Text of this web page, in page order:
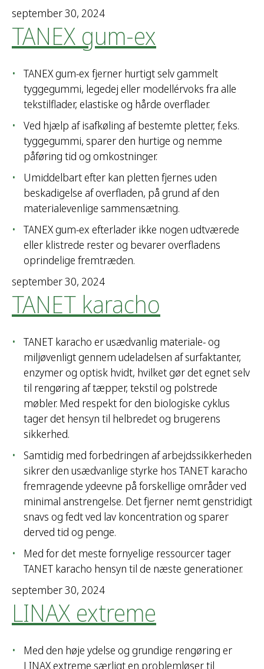
september 30, 2024
TANEX gum-ex
TANEX gum-ex fjerner hurtigt selv gammelt
tyggegummi, legedej eller modellérvoks fra alle
tekstilflader, elastiske og hårde overflader.
Ved hjælp af isafkøling af bestemte pletter, f.eks.
tyggegummi, sparer den hurtige og nemme
påføring tid og omkostninger.
Umiddelbart efter kan pletten fjernes uden
beskadigelse af overfladen, på grund af den
materialevenlige sammensætning.
TANEX gum-ex efterlader ikke nogen udtværede
eller klistrede rester og bevarer overfladens
oprindelige fremtræden.
september 30, 2024
TANET karacho
TANET karacho er usædvanlig materiale- og
miljøvenligt gennem udeladelsen af surfaktanter,
enzymer og optisk hvidt, hvilket gør det egnet selv
til rengøring af tæpper, tekstil og polstrede
møbler. Med respekt for den biologiske cyklus
tager det hensyn til helbredet og brugerens
sikkerhed.
Samtidig med forbedringen af arbejdssikkerheden
sikrer den usædvanlige styrke hos TANET karacho
fremragende ydeevne på forskellige områder ved
minimal anstrengelse. Det fjerner nemt genstridigt
snavs og fedt ved lav koncentration og sparer
derved tid og penge.
Med for det meste fornyelige ressourcer tager
TANET karacho hensyn til de næste generationer.
september 30, 2024
LINAX extreme
Med den høje ydelse og grundige rengøring er
LINAX extreme særligt en problemløser til